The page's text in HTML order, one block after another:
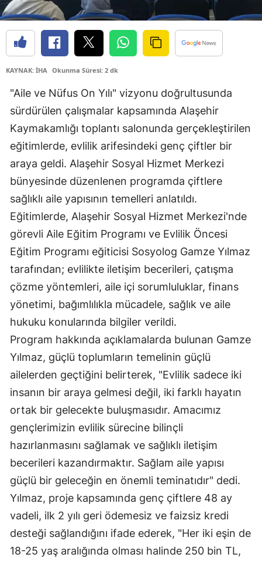
KAYNAK: İHA Okunma Süresi: 2 dk
"Aile ve Nüfus On Yılı" vizyonu doğrultusunda
sürdürülen çalışmalar kapsamında Alaşehir
Kaymakamlığı toplantı salonunda gerçekleştirilen
eğitimlerde, evlilik arifesindeki genç çiftler bir
araya geldi. Alaşehir Sosyal Hizmet Merkezi
bünyesinde düzenlenen programda çiftlere
sağlıklı aile yapısının temelleri anlatıldı.
Eğitimlerde, Alaşehir Sosyal Hizmet Merkezi'nde
görevli Aile Eğitim Programı ve Evlilik Öncesi
Eğitim Programı eğiticisi Sosyolog Gamze Yılmaz
tarafından; evlilikte iletişim becerileri, çatışma
çözme yöntemleri, aile içi sorumluluklar, finans
yönetimi, bağımlılıkla mücadele, sağlık ve aile
hukuku konularında bilgiler verildi.
Program hakkında açıklamalarda bulunan Gamze
Yılmaz, güçlü toplumların temelinin güçlü
ailelerden geçtiğini belirterek, "Evlilik sadece iki
insanın bir araya gelmesi değil, iki farklı hayatın
ortak bir gelecekte buluşmasıdır. Amacımız
gençlerimizin evlilik sürecine bilinçli
hazırlanmasını sağlamak ve sağlıklı iletişim
becerileri kazandırmaktır. Sağlam aile yapısı
güçlü bir geleceğin en önemli teminatıdır" dedi.
Yılmaz, proje kapsamında genç çiftlere 48 ay
vadeli, ilk 2 yılı geri ödemesiz ve faizsiz kredi
desteği sağlandığını ifade ederek, "Her iki eşin de
18-25 yaş aralığında olması halinde 250 bin TL,